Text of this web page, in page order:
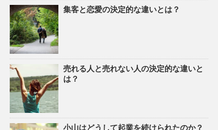
集客と恋愛の決定的な違いとは？
売れる人と売れない人の決定的な違いと
は？
小山はどうして起業を続けられたのか？